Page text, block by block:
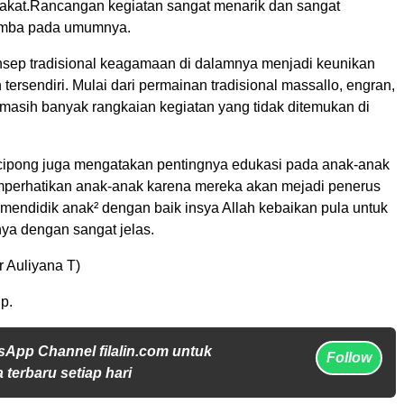
kegiatan sangat menarik dan sangat
pada umumnya.
tradisional keagamaan di dalamnya menjadi keunikan
tersendiri. Mulai dari permainan tradisional massallo, engran,
banyak rangkaian kegiatan yang tidak ditemukan di
juga mengatakan pentingnya edukasi pada anak-anak
anak-anak karena mereka akan mejadi penerus
anak² dengan baik insya Allah kebaikan pula untuk
dengan sangat jelas.
Auliyana T)
Channel filalin.com untuk
terbaru setiap hari
Follow